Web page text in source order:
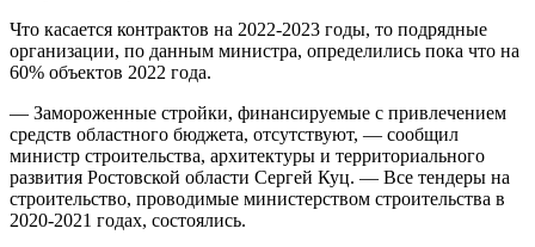
Что касается контрактов на 2022-2023 годы, то подрядные
организации, по данным министра, определились пока что на
60% объектов 2022 года.
— Замороженные стройки, финансируемые с привлечением
средств областного бюджета, отсутствуют, — сообщил
министр строительства, архитектуры и территориального
развития Ростовской области Сергей Куц. — Все тендеры на
строительство, проводимые министерством строительства в
2020-2021 годах, состоялись.